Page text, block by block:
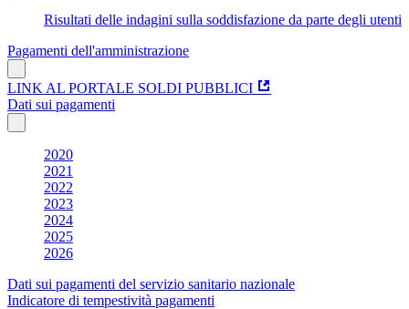
Risultati delle indagini sulla soddisfazione da parte degli utenti
Pagamenti dell'amministrazione
LINK AL PORTALE SOLDI PUBBLICI
Dati sui pagamenti
2020
2021
2022
2023
2024
2025
2026
Dati sui pagamenti del servizio sanitario nazionale
Indicatore di tempestività pagamenti